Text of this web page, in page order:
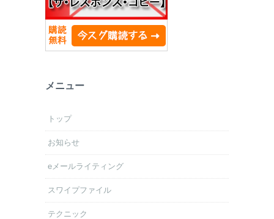
メニュー
トップ
お知らせ
eメールライティング
スワイプファイル
テクニック